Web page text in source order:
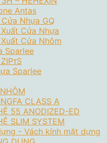
Antas
Nhựa GQ
Cửa Nhựa
Cửa Nhôm
Sparlee
Sparlee
CLASS A
55 ANODIZED-ED
SLIM SYSTEM
- Vách kính mặt dựng